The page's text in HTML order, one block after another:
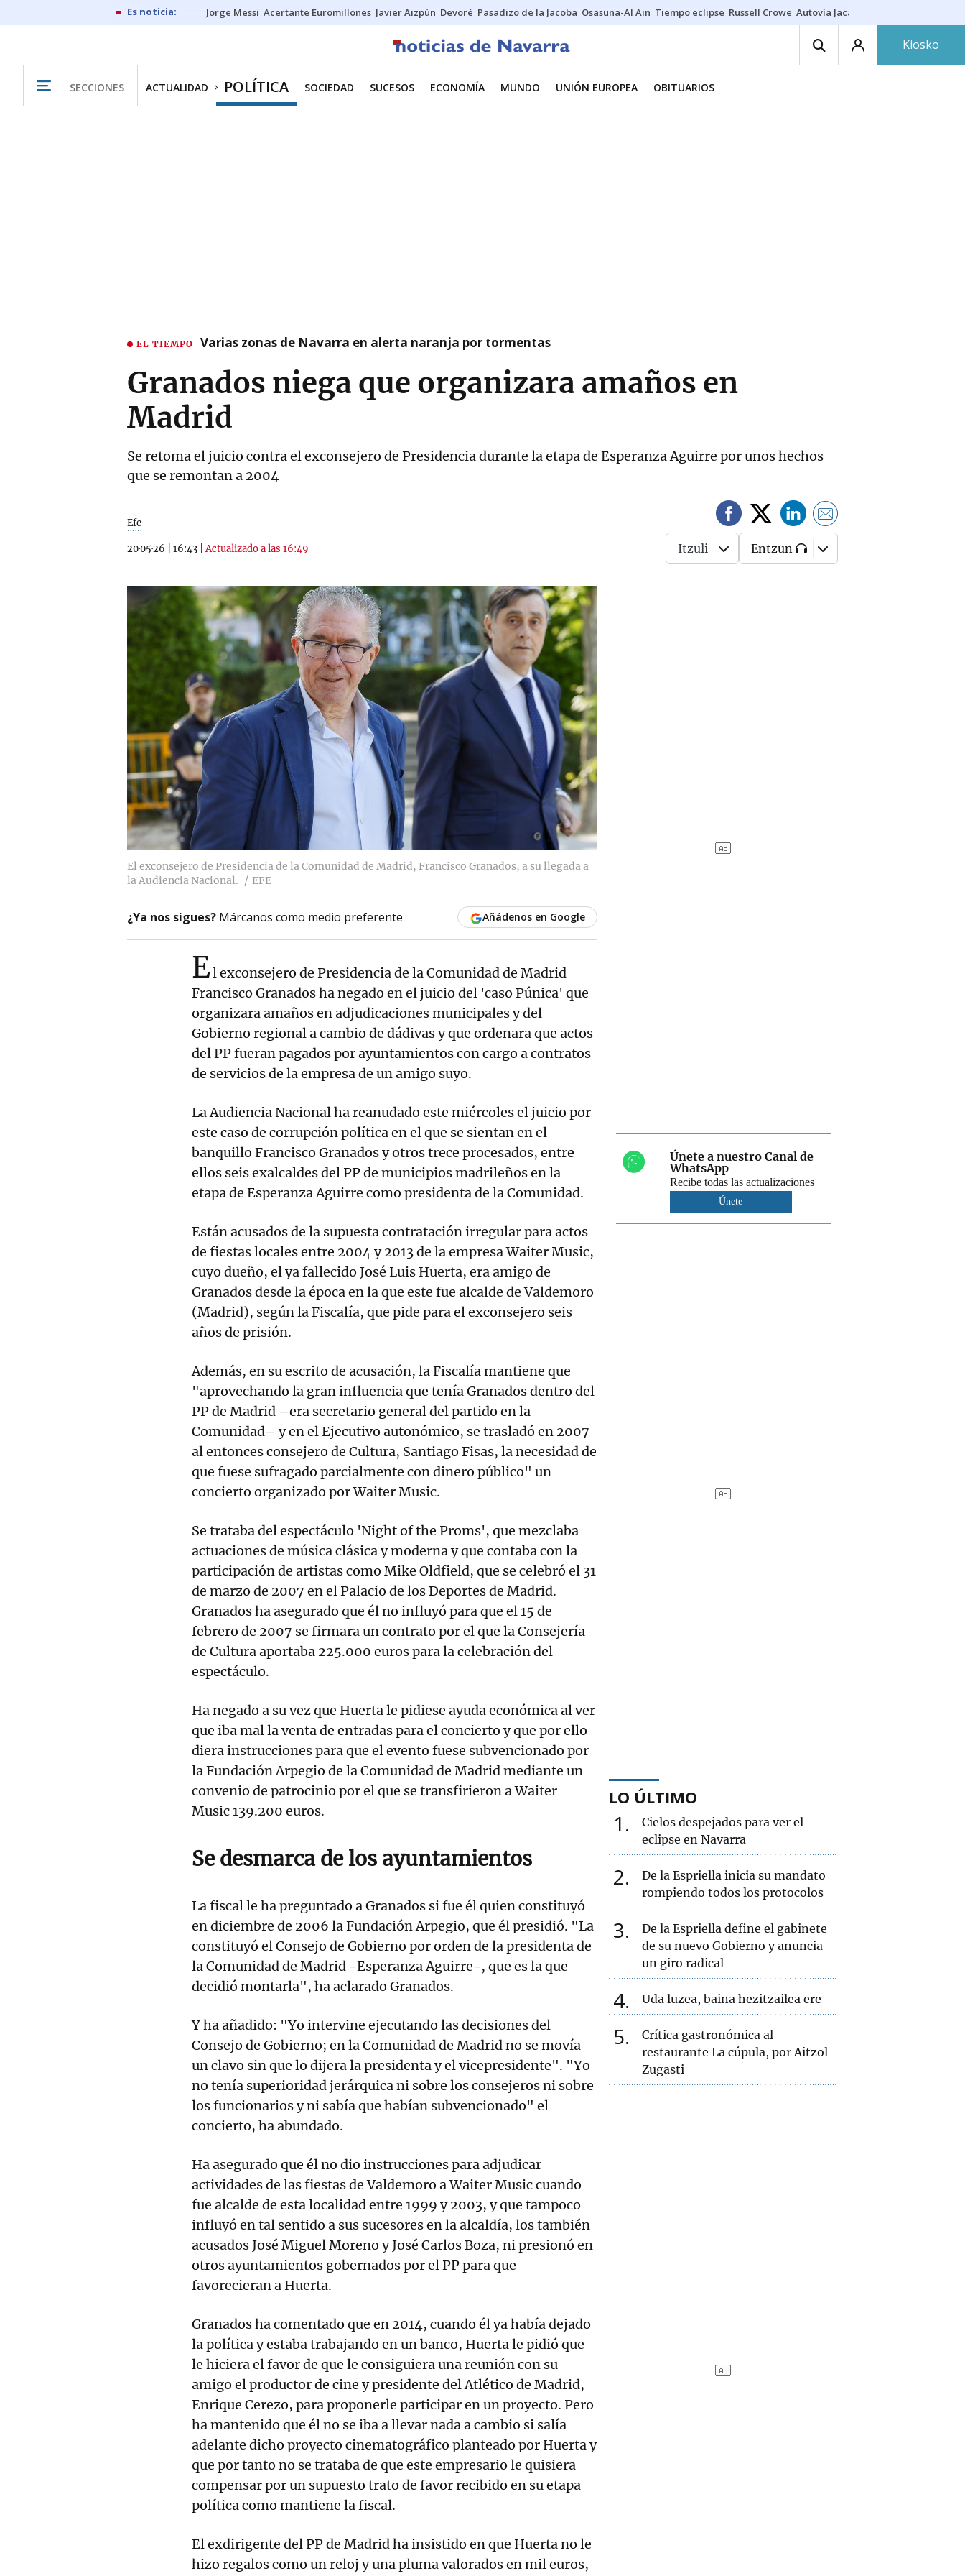
Jorge Messi Acertante Euromillones Javier Aizpún Devoré Pasadizo de la Jacoba Osasuna-Al Ain Tiempo eclipse Russell Crowe Autovía Jaca
Kiosko
SECCIONES ACTUALIDAD POLÍTICA SOCIEDAD SUCESOS ECONOMÍA MUNDO UNIÓN EUROPEA OBITUARIOS
EL TIEMPO Varias zonas de Navarra en alerta naranja por tormentas
Granados niega que organizara amaños en
Madrid
Se retoma el juicio contra el exconsejero de Presidencia durante la etapa de Esperanza Aguirre por unos hechos
que se remontan a 2004
Efe
20·05·26 16:43 |Actualizado a las 16:49 Itzuli Entzun
El exconsejero de Presidencia de la Comunidad de Madrid, Francisco Granados, a su llegada a
la Audiencia Nacional.
EFE
¿Ya nos sigues? Márcanos como medio preferente Añádenos en Google
El exconsejero de Presidencia de la Comunidad de Madrid
Francisco Granados ha negado en el juicio del 'caso Púnica' que
organizara amaños en adjudicaciones municipales y del
Gobierno regional a cambio de dádivas y que ordenara que actos
del PP fueran pagados por ayuntamientos con cargo a contratos
de servicios de la empresa de un amigo suyo.
La Audiencia Nacional ha reanudado este miércoles el juicio por
este caso de corrupción política en el que se sientan en el
banquillo Francisco Granados y otros trece procesados, entre
ellos seis exalcaldes del PP de municipios madrileños en la
etapa de Esperanza Aguirre como presidenta de la Comunidad.
Están acusados de la supuesta contratación irregular para actos
de fiestas locales entre 2004 y 2013 de la empresa Waiter Music,
cuyo dueño, el ya fallecido José Luis Huerta, era amigo de
Granados desde la época en la que este fue alcalde de Valdemoro
(Madrid), según la Fiscalía, que pide para el exconsejero seis
años de prisión.
Además, en su escrito de acusación, la Fiscalía mantiene que
"aprovechando la gran influencia que tenía Granados dentro del
PP de Madrid –era secretario general del partido en la
Comunidad– y en el Ejecutivo autonómico, se trasladó en 2007
al entonces consejero de Cultura, Santiago Fisas, la necesidad de
que fuese sufragado parcialmente con dinero público" un
concierto organizado por Waiter Music.
Se trataba del espectáculo 'Night of the Proms', que mezclaba
actuaciones de música clásica y moderna y que contaba con la
participación de artistas como Mike Oldfield, que se celebró el 31
de marzo de 2007 en el Palacio de los Deportes de Madrid.
Granados ha asegurado que él no influyó para que el 15 de
febrero de 2007 se firmara un contrato por el que la Consejería
de Cultura aportaba 225.000 euros para la celebración del
espectáculo.
Ha negado a su vez que Huerta le pidiese ayuda económica al ver
que iba mal la venta de entradas para el concierto y que por ello
diera instrucciones para que el evento fuese subvencionado por
la Fundación Arpegio de la Comunidad de Madrid mediante un
convenio de patrocinio por el que se transfirieron a Waiter
Music 139.200 euros.
Se desmarca de los ayuntamientos
La fiscal le ha preguntado a Granados si fue él quien constituyó
en diciembre de 2006 la Fundación Arpegio, que él presidió. "La
constituyó el Consejo de Gobierno por orden de la presidenta de
la Comunidad de Madrid -Esperanza Aguirre-, que es la que
decidió montarla", ha aclarado Granados.
Y ha añadido: "Yo intervine ejecutando las decisiones del
Consejo de Gobierno; en la Comunidad de Madrid no se movía
un clavo sin que lo dijera la presidenta y el vicepresidente". "Yo
no tenía superioridad jerárquica ni sobre los consejeros ni sobre
los funcionarios y ni sabía que habían subvencionado" el
concierto, ha abundado.
Ha asegurado que él no dio instrucciones para adjudicar
actividades de las fiestas de Valdemoro a Waiter Music cuando
fue alcalde de esta localidad entre 1999 y 2003, y que tampoco
influyó en tal sentido a sus sucesores en la alcaldía, los también
acusados José Miguel Moreno y José Carlos Boza, ni presionó en
otros ayuntamientos gobernados por el PP para que
favorecieran a Huerta.
Granados ha comentado que en 2014, cuando él ya había dejado
la política y estaba trabajando en un banco, Huerta le pidió que
le hiciera el favor de que le consiguiera una reunión con su
amigo el productor de cine y presidente del Atlético de Madrid,
Enrique Cerezo, para proponerle participar en un proyecto. Pero
ha mantenido que él no se iba a llevar nada a cambio si salía
adelante dicho proyecto cinematográfico planteado por Huerta y
que por tanto no se trataba de que este empresario le quisiera
compensar por un supuesto trato de favor recibido en su etapa
política como mantiene la fiscal.
El exdirigente del PP de Madrid ha insistido en que Huerta no le
hizo regalos como un reloj y una pluma valorados en mil euros,
Únete a nuestro Canal de
WhatsApp
Recibe todas las actualizaciones
Únete
LO ÚLTIMO
1
Cielos despejados para ver el
eclipse en Navarra
2
De la Espriella inicia su mandato
rompiendo todos los protocolos
3
De la Espriella define el gabinete
de su nuevo Gobierno y anuncia
un giro radical
4 Uda luzea, baina hezitzailea ere
5
Crítica gastronómica al
restaurante La cúpula, por Aitzol
Zugasti